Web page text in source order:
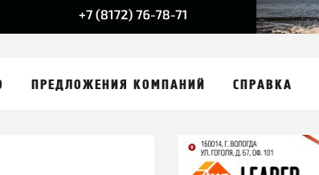
ПРЕДЛОЖЕНИЯ КОМПАНИЙ СПРАВКА